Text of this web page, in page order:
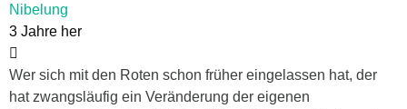
Nibelung
3 Jahre her
Wer sich mit den Roten schon früher eingelassen hat, der
hat zwangsläufig ein Veränderung der eigenen